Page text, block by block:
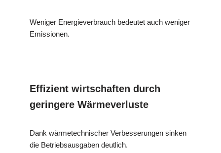
Weniger Energieverbrauch bedeutet auch weniger
Emissionen.
Effizient wirtschaften durch
geringere Wärmeverluste
Dank wärmetechnischer Verbesserungen sinken
die Betriebsausgaben deutlich.